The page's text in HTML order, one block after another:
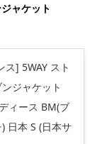
ャケット
ス] 5WAY スト
ジャケット
ィース BM(ブ
日本 S (日本サ